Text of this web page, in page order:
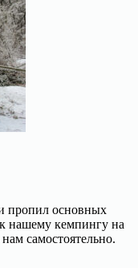
пропил основных
нашему кемпингу на
самостоятельно.